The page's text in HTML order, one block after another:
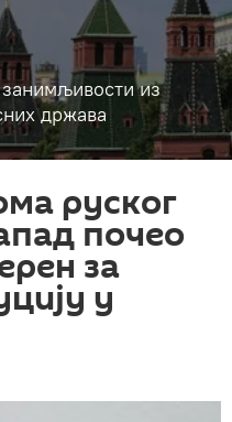
занимљивости из
држава
руског
почео
за
у